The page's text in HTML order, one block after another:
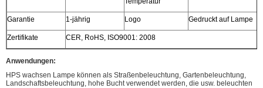
Garantie 1-jährig Logo Gedruckt auf Lampe
Zertifikate CER, RoHS, ISO9001: 2008
Anwendungen:
HPS wachsen Lampe können als Straßenbeleuchtung, Gartenbeleuchtung,
Landschaftsbeleuchtung, hohe Bucht verwendet werden, die usw. beleuchten